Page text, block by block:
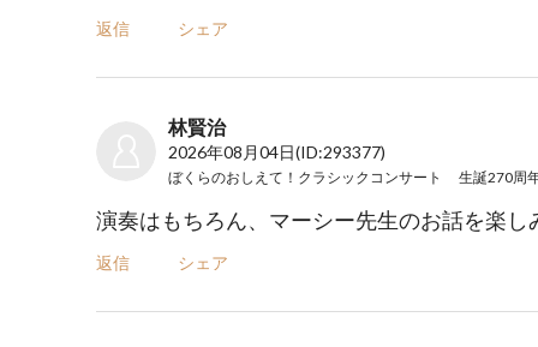
返信 シェア
林賢治
2026年08月04日(ID:293377)
演奏はもちろん、マーシー先生のお話を楽し
返信 シェア